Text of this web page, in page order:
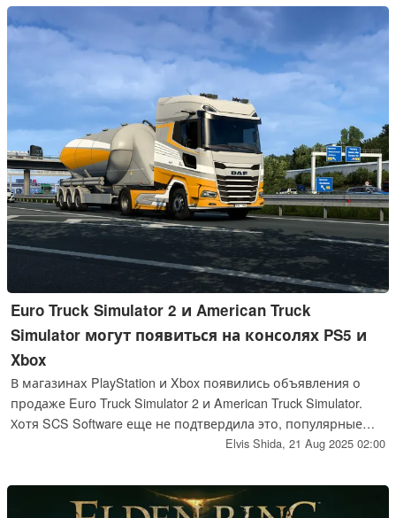
Euro Truck Simulator 2 и American Truck
Simulator могут появиться на консолях PS5 и
Xbox
В магазинах PlayStation и Xbox появились объявления о
продаже Euro Truck Simulator 2 и American Truck Simulator.
Хотя SCS Software еще не подтвердила это, популярные
симуляторы, возможно, наконец-то выйдут на консоли.
Elvis Shida, 21 Aug 2025 02:00